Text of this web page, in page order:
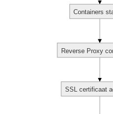
Containers
Reverse Proxy
SSL certificaat